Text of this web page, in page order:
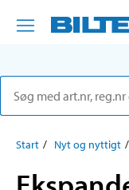
Start Nyt og nyttigt